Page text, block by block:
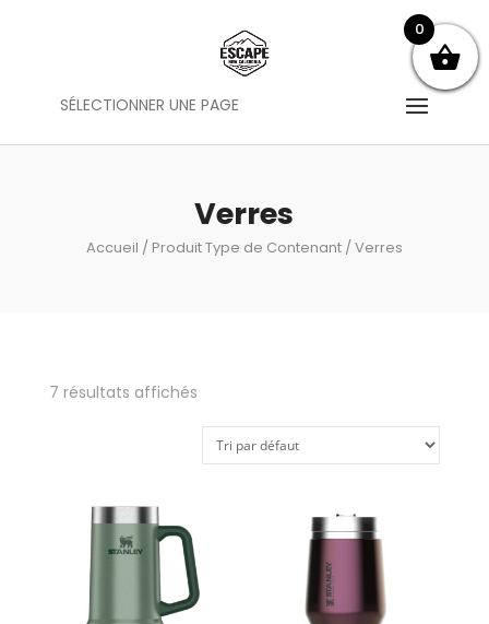
SÉLECTIONNER UNE PAGE
Verres
Accueil / Produit Type de Contenant / Verres
7 résultats affichés
0